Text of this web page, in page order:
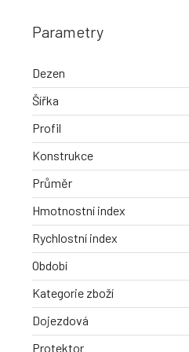
Parametry
Dezen
Šířka
Profil
Konstrukce
Průměr
Hmotnostní index
Rychlostní index
Období
Kategorie zboží
Dojezdová
Protektor